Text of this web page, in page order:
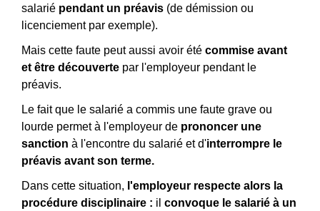
salarié pendant un préavis (de démission ou
licenciement par exemple).
Mais cette faute peut aussi avoir été commise avant
et être découverte par l'employeur pendant le
préavis.
Le fait que le salarié a commis une faute grave ou
lourde permet à l'employeur de prononcer une
sanction à l'encontre du salarié et d'interrompre le
préavis avant son terme.
Dans cette situation, l'employeur respecte alors la
procédure disciplinaire : il convoque le salarié à un